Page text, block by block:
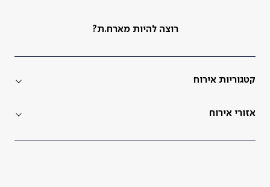
רוצה להיות מארח.ת?
קטגוריות אירוח
אזורי אירוח